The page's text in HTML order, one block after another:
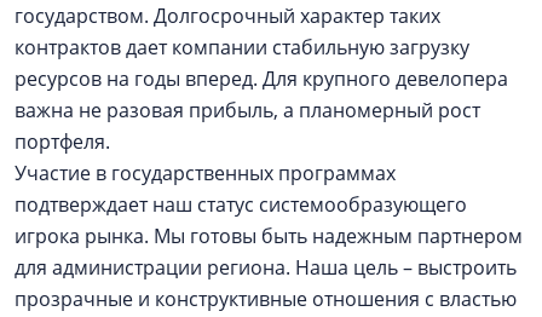
государством. Долгосрочный характер таких
контрактов дает компании стабильную загрузку
ресурсов на годы вперед. Для крупного девелопера
важна не разовая прибыль, а планомерный рост
портфеля.
Участие в государственных программах
подтверждает наш статус системообразующего
игрока рынка. Мы готовы быть надежным партнером
для администрации региона. Наша цель – выстроить
прозрачные и конструктивные отношения с властью